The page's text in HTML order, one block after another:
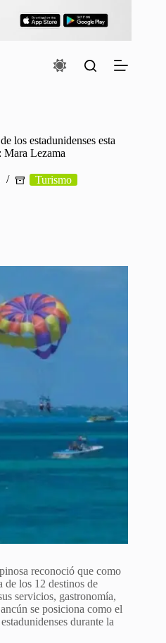
los estadunidenses esta
Mara Lezama
Turismo
reconoció que como
de los 12 destinos de
servicios, gastronomía,
se posiciona como el
durante la